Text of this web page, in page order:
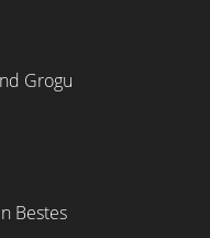
Grogu
Bestes